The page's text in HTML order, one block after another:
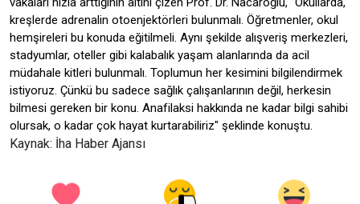
kreşlerde adrenalin otoenjektörleri bulunmalı. Öğretmenler, okul
hemşireleri bu konuda eğitilmeli. Aynı şekilde alışveriş merkezleri,
stadyumlar, oteller gibi kalabalık yaşam alanlarında da acil
müdahale kitleri bulunmalı. Toplumun her kesimini bilgilendirmek
istiyoruz. Çünkü bu sadece sağlık çalışanlarının değil, herkesin
bilmesi gereken bir konu. Anafilaksi hakkında ne kadar bilgi sahibi
olursak, o kadar çok hayat kurtarabiliriz" şeklinde konuştu.
Kaynak: İha Haber Ajansı